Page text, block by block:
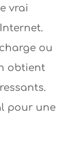
vrai
ou
obtient
pour une